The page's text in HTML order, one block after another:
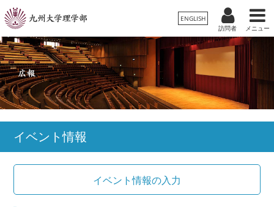
ENGLISH
訪問者
メニュー
受験生の方 卒業生/一般の方 在学生の方
保護者の方 教職員の方
理学部案内
学科・専攻
イベント情報